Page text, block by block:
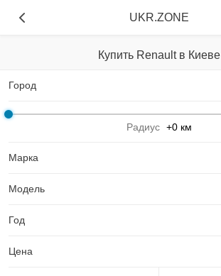
UKR.ZONE
Купить Renault в Киеве
Город
Радиус +0 км
Марка
Модель
Год
Цена